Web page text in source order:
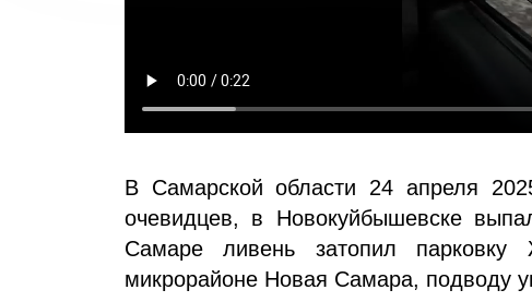
В Самарской области 24 апреля
очевидцев, в Новокуйбышевске
Самаре ливень затопил
микрорайоне Новая Самара, подводу